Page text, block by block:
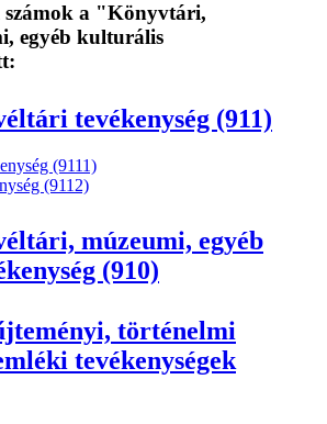
a "Könyvtári,
egyéb kulturális
tevékenység (911)
(9111)
(9112)
múzeumi, egyéb
(910)
történelmi
tevékenységek